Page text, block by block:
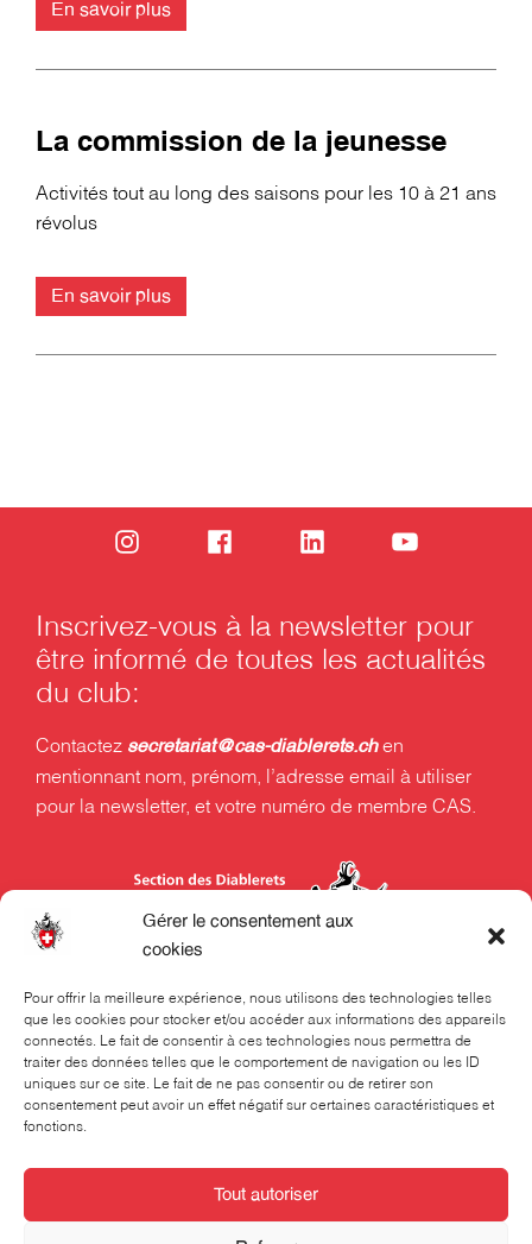
Gérer le consentement aux
cookies
Pour offrir la meilleure expérience, nous utilisons des technologies telles
que les cookies pour stocker et/ou accéder aux informations des appareils
connectés. Le fait de consentir à ces technologies nous permettra de
traiter des données telles que le comportement de navigation ou les ID
uniques sur ce site. Le fait de ne pas consentir ou de retirer son
consentement peut avoir un effet négatif sur certaines caractéristiques et
fonctions.
Tout autoriser
En savoir plus
La commission de la jeunesse
Activités tout au long des saisons pour les 10 à 21 ans
révolus
En savoir plus
Inscrivez-vous à la newsletter pour
être informé de toutes les actualités
du club:
Contactez secretariat@cas-diablerets.chen
mentionnant nom, prénom, l’adresse email à utiliser
pour la newsletter, et votre numéro de membre CAS.
Section des Diablerets du Club Alpin Suisse CAS
Rue Beau-Séjour 24
Case postale 324
1001 Lausanne